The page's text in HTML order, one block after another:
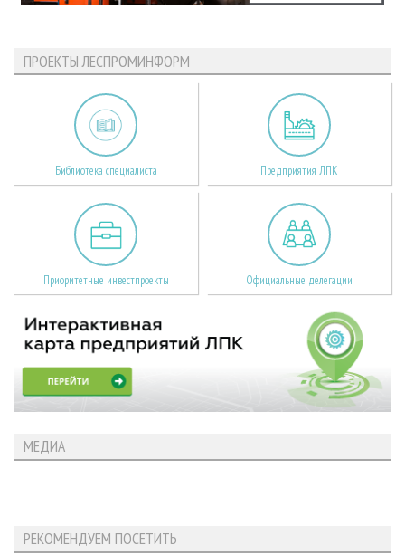
ПРОЕКТЫ ЛЕСПРОМИНФОРМ
Библиотека специалиста Предприятия ЛПК
Приоритетные инвестпроекты Официальные делегации
МЕДИА
РЕКОМЕНДУЕМ ПОСЕТИТЬ